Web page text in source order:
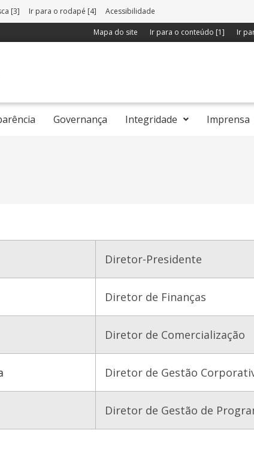
[3] Ir para o rodapé [4] Acessibilidade
Mapa do site Ir para o conteúdo [1] Ir
Governança Integridade Imprensa
Diretor-Presidente
Diretor de Finanças
Diretor de Comercialização
Diretor de Gestão
Diretor de Gestão de